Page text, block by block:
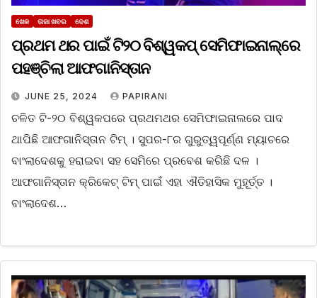
ଖେଳ ତାଜା ଖବର ଦେଶ
ପ୍ରଥମ ଥର ପାଇଁ ଟି୨୦ ବିଶ୍ୱକପ୍ ସେମିଫାଇନାଲ୍‌ରେ
ପହଞ୍ଚିଲା ଆଫଗାନିସ୍ତାନ
JUNE 25, 2024 PAPIRANI
ଚଳିତ ଟି-୨୦ ବିଶ୍ୱକପରେ ପ୍ରଥମଥର ସେମିଫାଇନାଲରେ ପାଦ
ଥାପିଛି ଆଫଗାନିସ୍ତାନ ଟିମ୍‌ । ସୁପର-୮ର ଗୁରୁତ୍ୱପୂର୍ଣ୍ଣ ମ୍ୟାଚରେ
ବାଂଲାଦେଶକୁ ହରାଇବା ସହ ସେମିରେ ପ୍ରବେଶ କରିଛି ଦଳ ।
ଆଫଗାନିସ୍ତାନ କ୍ରିକେଟ୍‌ ଟିମ୍‌ ପାଇଁ ଏହା ଐତିହାସିକ ମୁହୂର୍ତ୍ତ ।
ବାଂଲାଦେଶ…